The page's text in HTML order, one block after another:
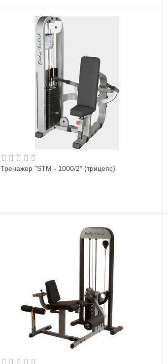
Тренажер "STM - 1000/2" (трицепс)